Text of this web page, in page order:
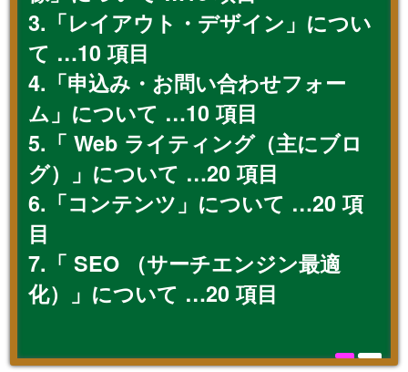
3.「レイアウト・デザイン」につい
て …10 項目
4.「申込み・お問い合わせフォー
ム」について …10 項目
5.「 Web ライティング（主にブロ
グ）」について …20 項目
6.「コンテンツ」について …20 項
目
7.「 SEO （サーチエンジン最適
化）」について …20 項目